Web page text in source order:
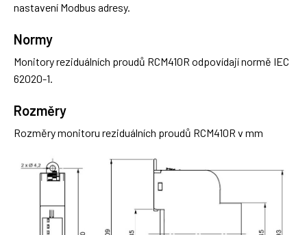
nastavení Modbus adresy.
Normy
Monitory reziduálních proudů RCM410R odpovídají normě IEC
62020-1.
Rozměry
Rozměry monitoru reziduálních proudů RCM410R v mm